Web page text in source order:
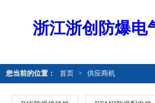
浙江浙创防爆电
您当前的位置： 首页 > 供应商机